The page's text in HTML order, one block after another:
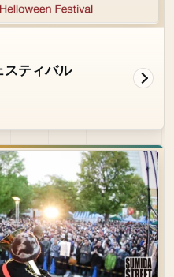
スティバル